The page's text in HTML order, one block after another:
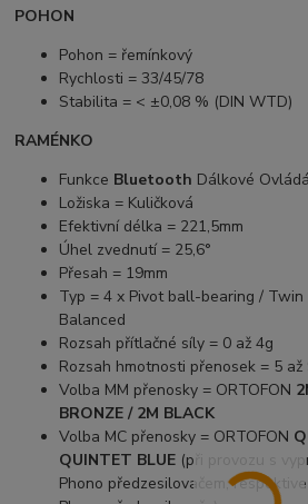
POHON
Pohon = řemínkový
Rychlosti = 33/45/78
Stabilita = < ±0,08 % (DIN WTD)
RAMÉNKO
Funkce Bluetooth Dálkové
Ložiska = Kuličková
Efektivní délka = 221,5mm
Úhel zvednutí = 25,6°
Přesah = 19mm
Typ = 4 x Pivot ball-bearing /
Balanced
Rozsah přítlačné síly = 0 až 4g
Rozsah hmotnosti přenosek = 5 až
Volba MM přenosky = ORTOFON
BRONZE / 2M BLACK
Volba MC přenosky = ORTOFON
QUINTET BLUE (při provozu s
Phono předzesilovačem,